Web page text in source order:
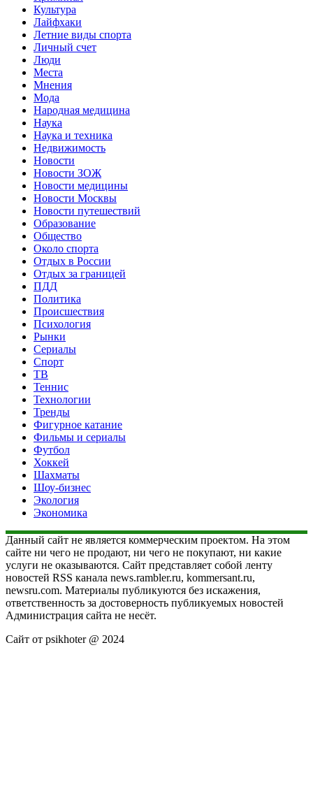
Культура
Лайфхаки
Летние виды спорта
Личный счет
Люди
Места
Мнения
Мода
Народная медицина
Наука
Наука и техника
Недвижимость
Новости
Новости ЗОЖ
Новости медицины
Новости Москвы
Новости путешествий
Образование
Общество
Около спорта
Отдых в России
Отдых за границей
ПДД
Политика
Происшествия
Психология
Рынки
Сериалы
Спорт
ТВ
Теннис
Технологии
Тренды
Фигурное катание
Фильмы и сериалы
Футбол
Хоккей
Шахматы
Шоу-бизнес
Экология
Экономика
Данный сайт не является коммерческим проектом. На этом
сайте ни чего не продают, ни чего не покупают, ни какие
услуги не оказываются. Сайт представляет собой ленту
новостей RSS канала news.rambler.ru, kommersant.ru,
newsru.com. Материалы публикуются без искажения,
ответственность за достоверность публикуемых новостей
Администрация сайта не несёт.
Сайт от psikhoter @ 2024